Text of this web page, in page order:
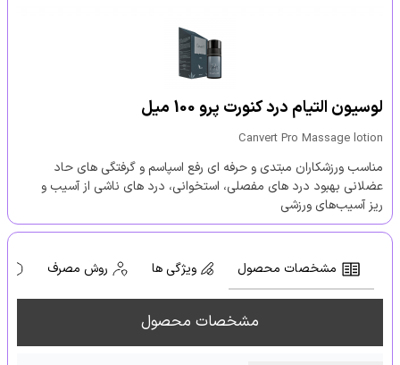
لوسیون التیام درد کنورت پرو 100 میل
Canvert Pro Massage lotion
مناسب ورزشکاران مبتدی و حرفه ای رفع اسپاسم و گرفتگی های حاد
عضلانی بهبود درد های مفصلی، استخوانی، درد های ناشی از آسیب‌ و
ریز آسیب‌های ورزشی
مشخصات محصول ویژگی ها روش مصرف
مشخصات محصول